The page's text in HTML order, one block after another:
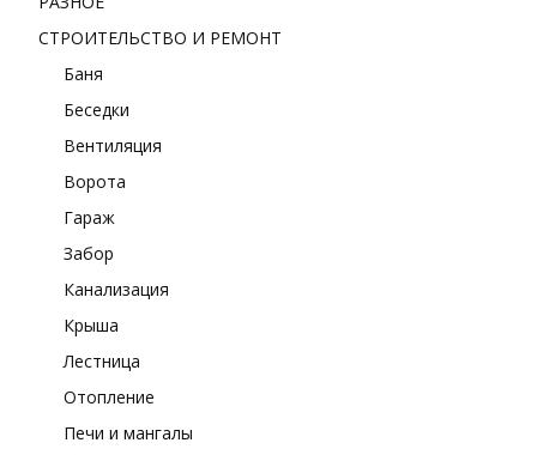
СТРОИТЕЛЬСТВО И РЕМОНТ
Баня
Беседки
Вентиляция
Ворота
Гараж
Забор
Канализация
Крыша
Лестница
Отопление
Печи и мангалы